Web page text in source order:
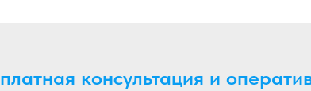
консультация и